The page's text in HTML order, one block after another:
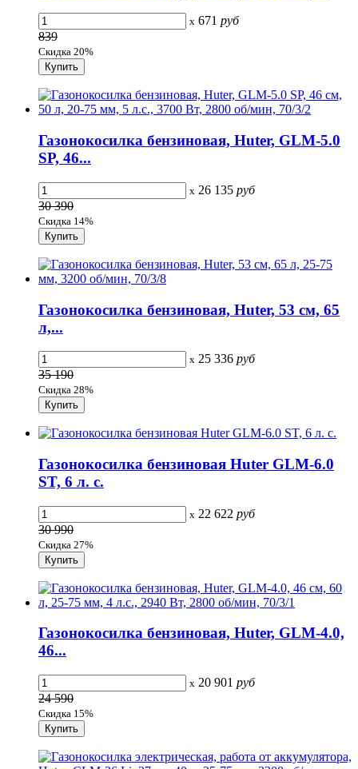
x 671 руб
839
Скидка 20%
Газонокосилка бензиновая, Huter, GLM-5.0
SP, 46...
x 26 135 руб
30 390
Скидка 14%
Газонокосилка бензиновая, Huter, 53 см, 65
л,...
x 25 336 руб
35 190
Скидка 28%
Газонокосилка бензиновая Huter GLM-6.0
ST, 6 л. с.
x 22 622 руб
30 990
Скидка 27%
Газонокосилка бензиновая, Huter, GLM-4.0,
46...
x 20 901 руб
24 590
Скидка 15%